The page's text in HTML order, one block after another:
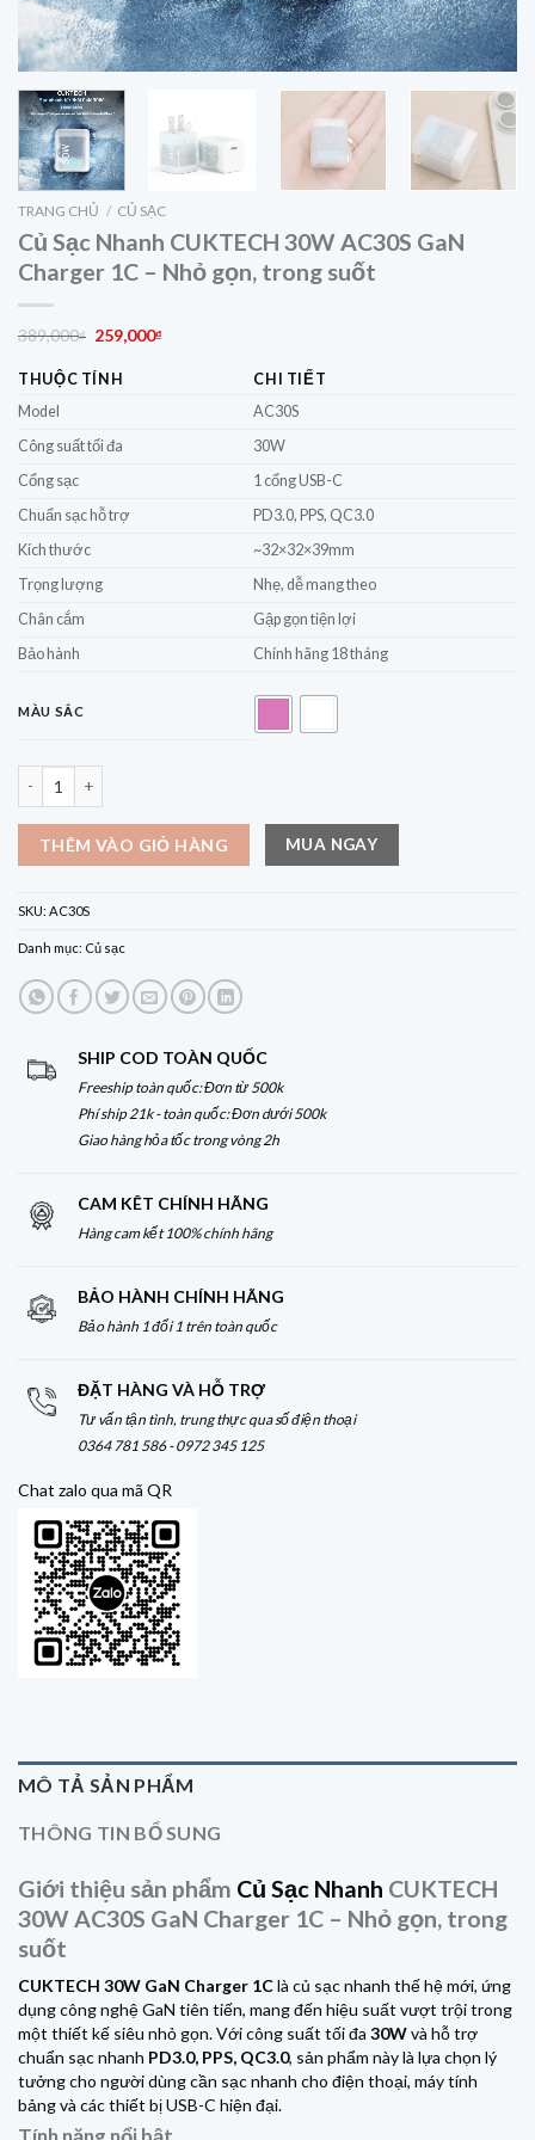
TRANG CHỦ / CỦ SẠC
Củ Sạc Nhanh CUKTECH 30W AC30S GaN
Charger 1C – Nhỏ gọn, trong suốt
389,000₫
Giá
là:
259,000₫
THUỘC TÍNH
CHI TIẾT
Model
AC30S
Công suất tối đa
30W
Cổng sạc
1 cổng USB-C
Chuẩn sạc hỗ trợ
PD3.0, PPS, QC3.0
Kích thước
~32×32×39mm
Trọng lượng
Nhẹ, dễ mang theo
Chân cắm
Gập gọn tiện lợi
Bảo hành
Chính hãng 18 tháng
MÀU SẮC
THÊM VÀO GIỎ HÀNG MUA NGAY
SKU: AC30S
Danh mục: Củ sạc
SHIP COD TOÀN QUỐC
Freeship toàn quốc: Đơn từ 500k
Phí ship 21k - toàn quốc: Đơn dưới 500k
Giao hàng hỏa tốc trong vòng 2h
CAM KÊT CHÍNH HÃNG
Hàng cam kết 100% chính hãng
BẢO HÀNH CHÍNH HÃNG
Bảo hành 1 đổi 1 trên toàn quốc
ĐẶT HÀNG VÀ HỖ TRỢ
Tư vấn tận tình, trung thực qua số điện thoại
0364 781 586 - 0972 345 125
Chat zalo qua mã QR
MÔ TẢ SẢN PHẨM
THÔNG TIN BỔ SUNG
Giới thiệu sản phẩm Củ Sạc Nhanh CUKTECH
30W AC30S GaN Charger 1C – Nhỏ gọn, trong
suốt
CUKTECH 30W GaN Charger 1Clà củ sạc nhanh thế hệ mới, ứng
dụng công nghệ GaN tiên tiến, mang đến hiệu suất vượt trội trong
một thiết kế siêu nhỏ gọn. Với công suất tối đa 30Wvà hỗ trợ
chuẩn sạc nhanh PD3.0, PPS, QC3.0, sản phẩm này là lựa chọn lý
tưởng cho người dùng cần sạc nhanh cho điện thoại, máy tính
bảng và các thiết bị USB-C hiện đại.